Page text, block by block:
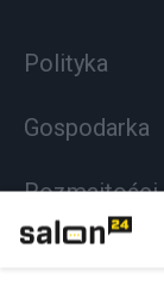
Polityka
Gospodarka
Rozmaitości